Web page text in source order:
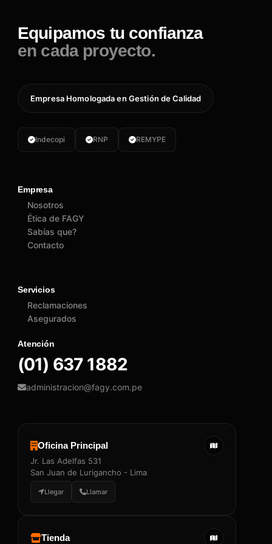
Equipamos tu confianza
en cada proyecto.
Empresa Homologada en Gestión de Calidad
Indecopi RNP REMYPE
Empresa
Nosotros
Ética de FAGY
Sabías que?
Contacto
Servicios
Reclamaciones
Asegurados
Atención
(01) 637 1882
administracion@fagy.com.pe
Oficina Principal
Jr. Las Adelfas 531
San Juan de Lurigancho - Lima
Llegar Llamar
Tienda